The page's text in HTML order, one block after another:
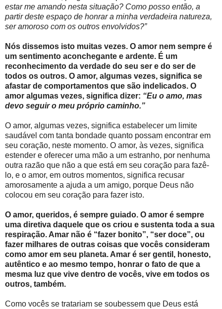
estar me amando nesta situação? Como posso então, a
partir deste espaço de honrar a minha verdadeira natureza,
ser amoroso com os outros envolvidos?”
Nós dissemos isto muitas vezes. O amor nem sempre é
um sentimento aconchegante e ardente. É um
reconhecimento da verdade do seu ser e do ser de
todos os outros. O amor, algumas vezes, significa se
afastar de comportamentos que são indelicados. O
amor algumas vezes, significa dizer: “Eu o amo, mas
devo seguir o meu próprio caminho.”
O amor, algumas vezes, significa estabelecer um limite
saudável com tanta bondade quanto possam encontrar em
seu coração, neste momento. O amor, às vezes, significa
estender e oferecer uma mão a um estranho, por nenhuma
outra razão que não a que está em seu coração para fazê-
lo, e o amor, em outros momentos, significa recusar
amorosamente a ajuda a um amigo, porque Deus não
colocou em seu coração para fazer isto.
O amor, queridos, é sempre guiado. O amor é sempre
uma diretiva daquele que os criou e sustenta toda a sua
respiração. Amar não é “fazer bonito”, “ser doce”, ou
fazer milhares de outras coisas que vocês consideram
como amor em seu planeta. Amar é ser gentil, honesto,
autêntico e ao mesmo tempo, honrar o fato de que a
mesma luz que vive dentro de vocês, vive em todos os
outros, também.
Como vocês se tratariam se soubessem que Deus está